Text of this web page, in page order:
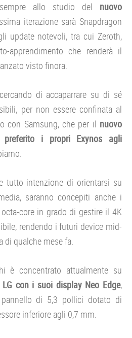
allo studio del nuovo
iterazione sarà Snapdragon
update notevoli, tra cui Zeroth,
apprendimento che renderà il
visto finora.
di accaparrare su di sé
per non essere confinata al
con Samsung, che per il nuovo
i propri Exynos agli
tutto intenzione di orientarsi su
saranno concepiti anche i
core in grado di gestire il 4K
rendendo i futuri device mid-
di qualche mese fa.
è concentrato attualmente su
LG con i suoi display Neo Edge,
di 5,3 pollici dotato di
inferiore agli 0,7 mm.